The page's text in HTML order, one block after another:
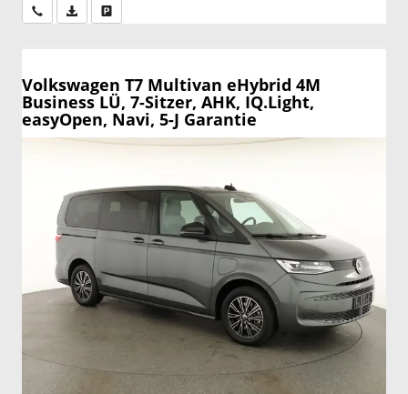
Wir rufen Sie anPDF-Datei, Fahrzeugexposé drucken
Volkswagen T7 Multivan eHybrid 4M
Business LÜ, 7-Sitzer, AHK, IQ.Light,
easyOpen, Navi, 5-J Garantie